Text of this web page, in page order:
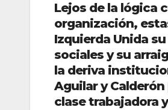
Lejos de la lógica
organización,
Izquierda Unida
sociales y su
la deriva
Aguilar y
clase trabajadora